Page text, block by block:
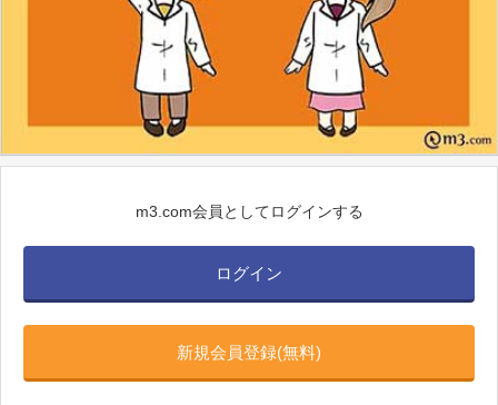
m3.com会員としてログインする
ログイン
新規会員登録(無料)